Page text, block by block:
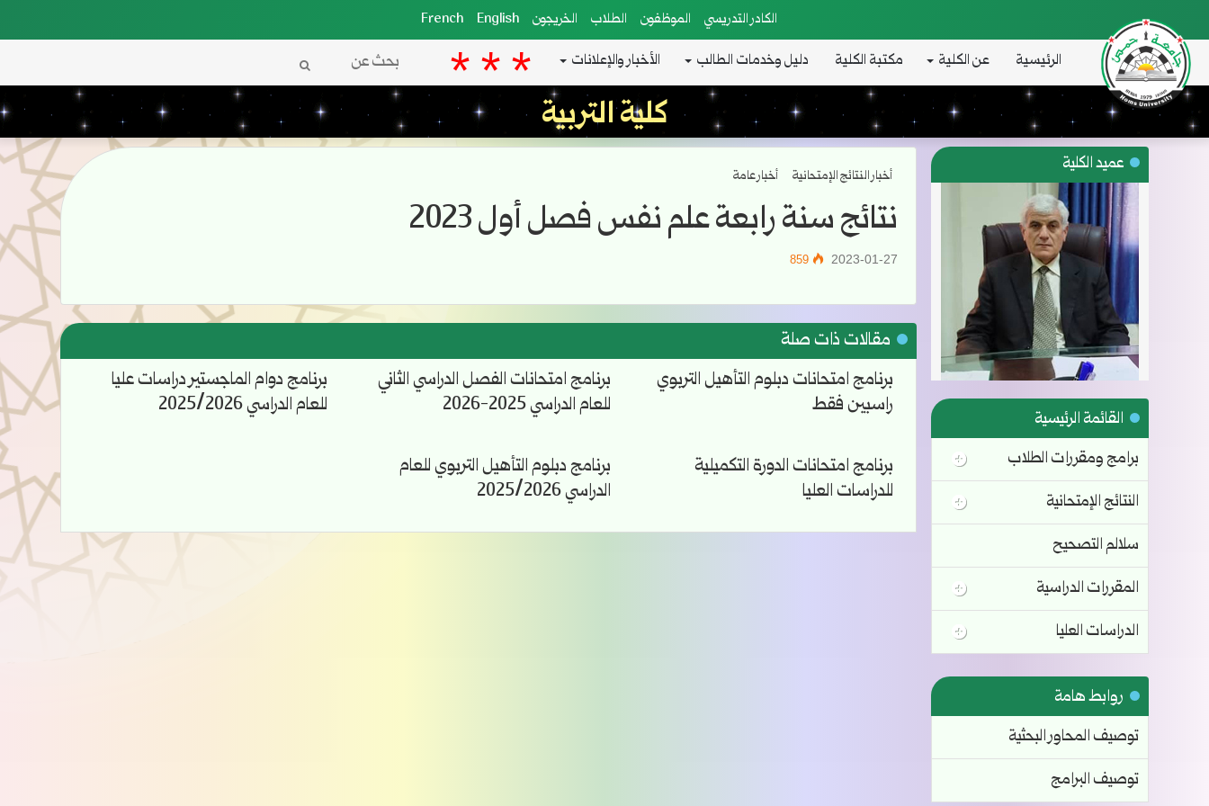
الكادر التدريسي الموظفون الطلاب الخريجون French English
الرئيسية عن الكلية مكتبة الكلية دليل وخدمات الطالب الأخبار والإعلانات بحث
عن كلية التربية
أخبار النتائج الإمتحانية أخبار عامة
نتائج سنة رابعة علم نفس فصل أول 2023
2023-01-27
مقالات ذات صلة
برنامج امتحانات دبلوم التأهيل التربوي
راسبين فقط
برنامج امتحانات الفصل الدراسي الثاني
للعام الدراسي 2025-2026
برنامج دوام الماجستير دراسات عليا
للعام الدراسي 2025/2026
برنامج امتحانات الدورة التكميلية
للدراسات العليا
برنامج دبلوم التأهيل التربوي للعام
الدراسي 2025/2026
عميد الكلية
القائمة الرئيسية
برامج ومقررات الطلاب
النتائج الإمتحانية
سلالم التصحيح
المقررات الدراسية
الدراسات العليا
روابط هامة
توصيف المحاور البحثية
توصيف البرامج